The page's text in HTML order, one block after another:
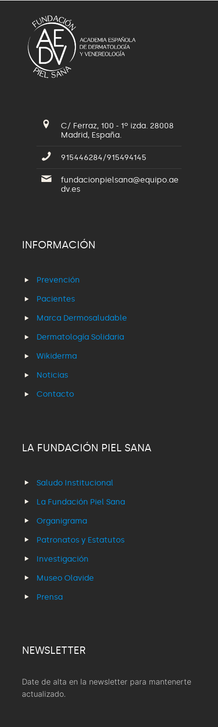
C/ Ferraz, 100 - 1º izda. 28008
Madrid, España.
915446284/915494145
fundacionpielsana@equipo.ae
dv.es
INFORMACIÓN
Prevención
Pacientes
Marca Dermosaludable
Dermatología Solidaria
Wikiderma
Noticias
Contacto
LA FUNDACIÓN PIEL SANA
Saludo Institucional
La Fundación Piel Sana
Organigrama
Patronatos y Estatutos
Investigación
Museo Olavide
Prensa
NEWSLETTER
Date de alta en la newsletter para mantenerte
actualizado.